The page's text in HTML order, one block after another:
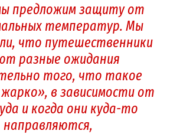
предложим защиту от
температур. Мы
что путешественники
разные ожидания
того, что такое
в зависимости от
и когда они куда-то
направляются,